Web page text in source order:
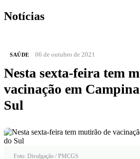
Notícias
SAÚDE 06 de outubro de 2021
Nesta sexta-feira tem
vacinação em
Sul
Foto: Divulgação / PMCGS